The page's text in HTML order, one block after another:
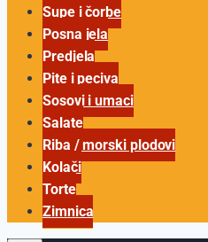
Supe i čorbe
Posna jela
Predjela
Pite i peciva
Sosovi i umaci
Salate
Riba / morski plodovi
Kolači
Torte
Zimnica